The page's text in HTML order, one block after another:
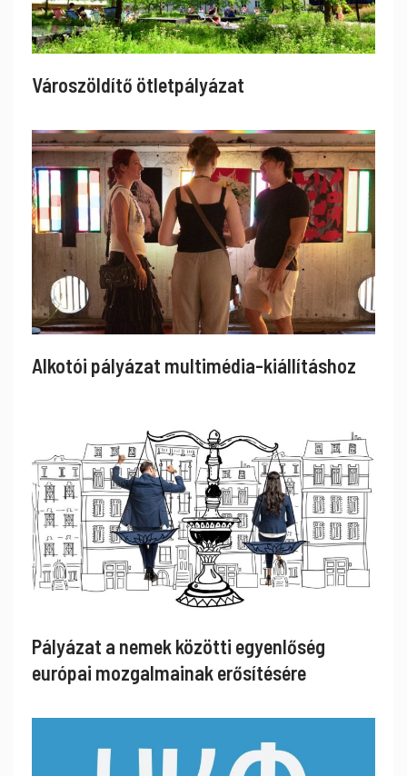
Városzöldítő ötletpályázat
Alkotói pályázat multimédia-kiállításhoz
Pályázat a nemek közötti egyenlőség
európai mozgalmainak erősítésére